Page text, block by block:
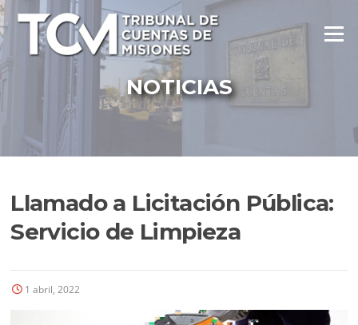
Ir
al
contenido
Menú
NOTICIAS
Llamado a Licitación Pública:
Servicio de Limpieza
1 abril, 2022